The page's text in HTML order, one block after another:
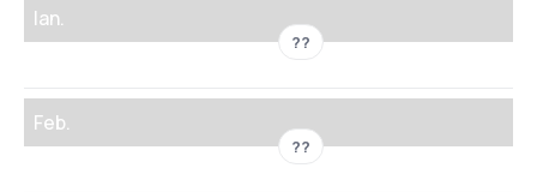
Ian.
??
Feb.
??